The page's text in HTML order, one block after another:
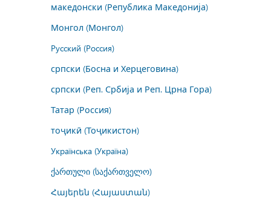
македонски (Република Македонија)
Монгол (Монгол)
Русский (Россия)
српски (Босна и Херцеговина)
српски (Реп. Србија и Реп. Црна Гора)
Татар (Россия)
тоҷикӣ (Тоҷикистон)
Українська (Україна)
ქართული (საქართველო)
Հայերեն (Հայաստան)